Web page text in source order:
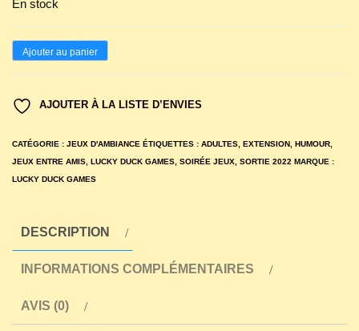
En stock
quantité
de
Dilemme
Express
:
Extension
Déconseillé
18
ans
Ajouter au panier
AJOUTER À LA LISTE D’ENVIES
CATÉGORIE : JEUX D'AMBIANCE ÉTIQUETTES : ADULTES EXTENSION HUMOUR
JEUX ENTRE AMIS LUCKY DUCK GAMES SOIRÉE JEUX SORTIE 2022 MARQUE :
LUCKY DUCK GAMES
DESCRIPTION
INFORMATIONS COMPLÉMENTAIRES
AVIS (0)